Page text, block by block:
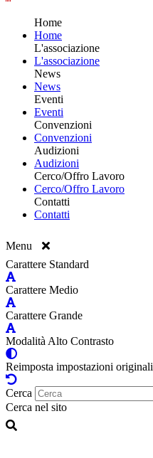
Home
Home
L'associazione
L'associazione
News
News
Eventi
Eventi
Convenzioni
Convenzioni
Audizioni
Audizioni
Cerco/Offro Lavoro
Cerco/Offro Lavoro
Contatti
Contatti
Menu
Carattere Standard
Carattere Medio
Carattere Grande
Modalità Alto Contrasto
Reimposta impostazioni originali
Cerca
Cerca nel sito